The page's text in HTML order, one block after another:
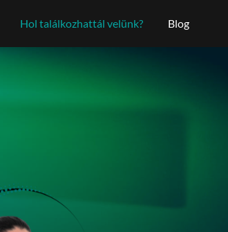
Hol találkozhattál velünk? Blog